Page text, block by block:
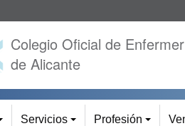
Colegio Oficial de
de Alicante
Servicios Profesión